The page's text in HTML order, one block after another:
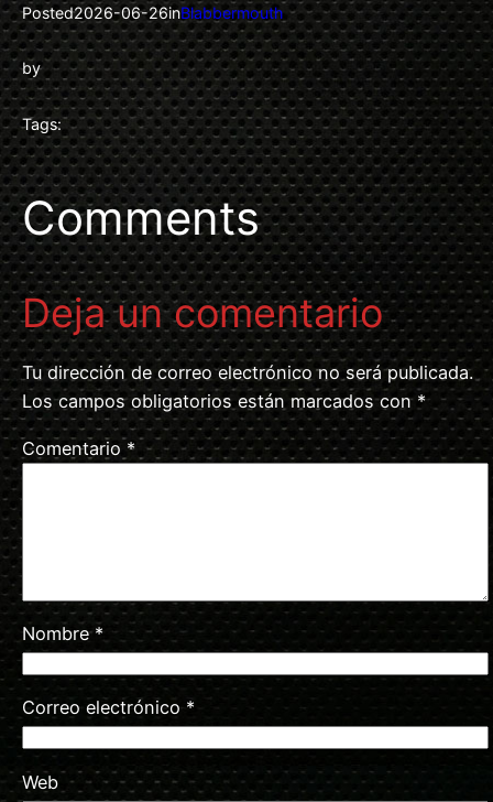
Posted2026-06-26inBlabbermouth
by
Tags:
Comments
Deja un comentario
Tu dirección de correo electrónico no será publicada.
Los campos obligatorios están marcados con *
Comentario *
Nombre*
Correo electrónico *
Web